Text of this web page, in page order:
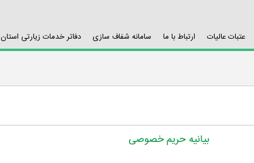
عتبات عالیات ارتباط با ما سامانه شفاف سازی دفاتر خدمات زیارتی استان
بیانیه حریم خصوصی